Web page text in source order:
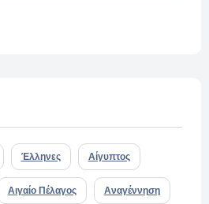
Έλληνες Αίγυπτος
Αιγαίο Πέλαγος Αναγέννηση